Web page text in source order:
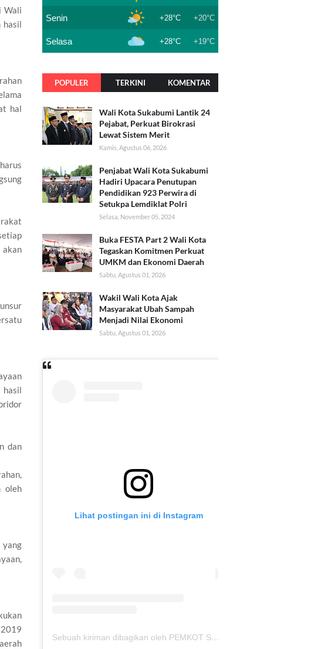
Wali
hasil
hal
hasil
dan
oleh
Senin +28°C +20°C
Selasa +28°C +19°C
POPULER TERKINI KOMENTAR
Wali Kota Sukabumi Lantik 24
Pejabat, Perkuat Birokrasi
Lewat Sistem Merit
Kamis, Agustus 06, 2026
Penjabat Wali Kota Sukabumi
Hadiri Upacara Penutupan
Pendidikan 923 Perwira di
Setukpa Lemdiklat Polri
Selasa, November 05, 2024
Buka FESTA Part 2 Wali Kota
Tegaskan Komitmen Perkuat
UMKM dan Ekonomi Daerah
Sabtu, Agustus 01, 2026
Wakil Wali Kota Ajak
Masyarakat Ubah Sampah
Menjadi Nilai Ekonomi
Sabtu, Agustus 01, 2026
Lihat postingan ini di Instagram
Sebuah kiriman dibagikan oleh PEMKOT SUKABUMI (@pemkotsukabumi_)